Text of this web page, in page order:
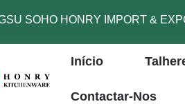
SOHO HONRY IMPORT &
Início
Contactar-Nos